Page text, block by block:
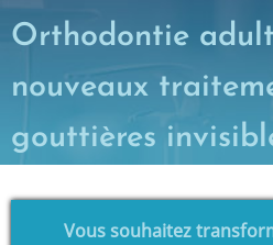
Orthodontie
nouveaux
gouttières
Vous souhaitez